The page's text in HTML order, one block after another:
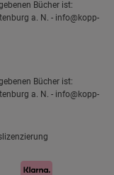
Bücher ist:
a. N. - info@kopp-
Bücher ist:
a. N. - info@kopp-